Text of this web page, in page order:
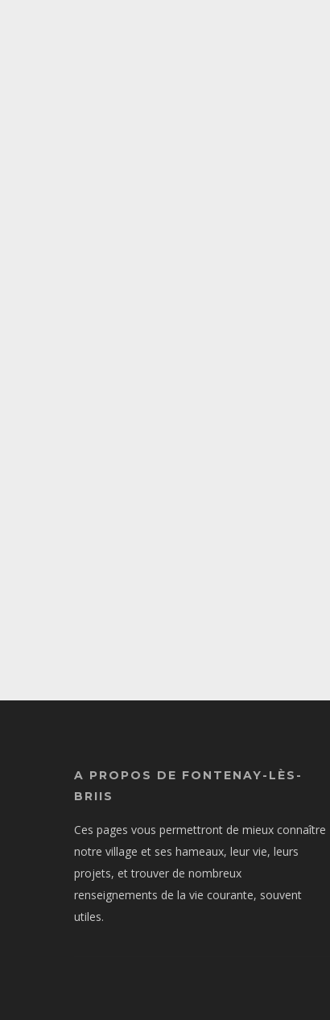
A PROPOS DE FONTENAY-LÈS-
BRIIS
Ces pages vous permettront de mieux connaître
notre village et ses hameaux, leur vie, leurs
projets, et trouver de nombreux
renseignements de la vie courante, souvent
utiles.